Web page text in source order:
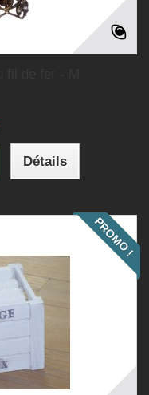
Détails
PROMO !